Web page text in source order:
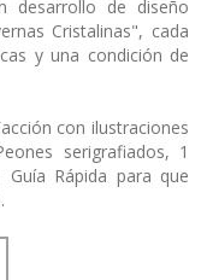
desarrollo de diseño
Cristalinas", cada
y una condición de
con ilustraciones
serigrafiados, 1
Rápida para que